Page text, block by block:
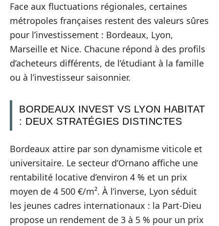
Face aux fluctuations régionales, certaines
métropoles françaises restent des valeurs sûres
pour l’investissement : Bordeaux, Lyon,
Marseille et Nice. Chacune répond à des profils
d’acheteurs différents, de l’étudiant à la famille
ou à l’investisseur saisonnier.
BORDEAUX INVEST VS LYON HABITAT
: DEUX STRATÉGIES DISTINCTES
Bordeaux attire par son dynamisme viticole et
universitaire. Le secteur d’Ornano affiche une
rentabilité locative d’environ 4 % et un prix
moyen de 4 500 €/m². À l’inverse, Lyon séduit
les jeunes cadres internationaux : la Part-Dieu
propose un rendement de 3 à 5 % pour un prix